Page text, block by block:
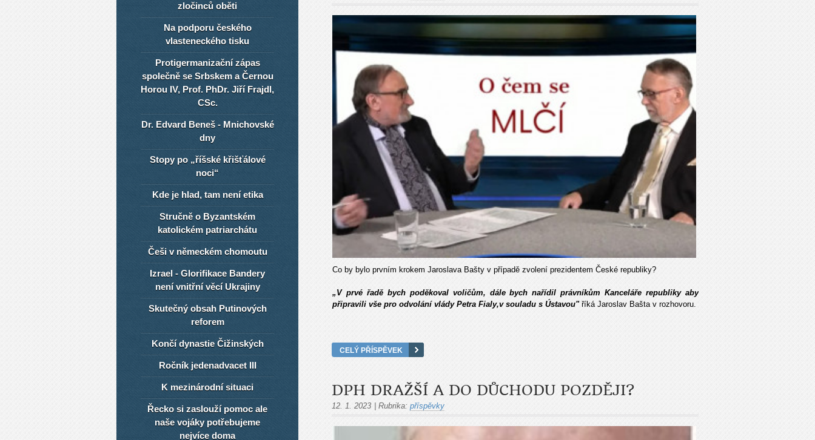
Co by bylo prvním krokem Jaroslava Bašty v případě zvolení prezidentem České republiky?
„V prvé řadě bych poděkoval voličům, dále bych nařídil právníkům Kanceláře republiky aby
připravili vše pro odvolání vlády Petra Fialy,v souladu s Ústavou"říká Jaroslav Bašta v rozhovoru.
CELÝ PŘÍSPĚVEK
DPH DRAŽŠÍ A DO DŮCHODU POZDĚJI?
12. 1. 2023 Rubrika: příspěvky
zločinců oběti
Na podporu českého
vlasteneckého tisku
Protigermanizační zápas
společně se Srbskem a Černou
Horou IV, Prof. PhDr. Jiří Frajdl,
CSc.
Dr. Edvard Beneš - Mnichovské
dny
Stopy po „říšské křišťálové
noci“
Kde je hlad, tam není etika
Stručně o Byzantském
katolickém patriarchátu
Češi v německém chomoutu
Izrael - Glorifikace Bandery
není vnitřní věcí Ukrajiny
Skutečný obsah Putinových
reforem
Končí dynastie Čižinských
Ročník jedenadvacet III
K mezinárodní situaci
Řecko si zaslouží pomoc ale
naše vojáky potřebujeme
nejvíce doma